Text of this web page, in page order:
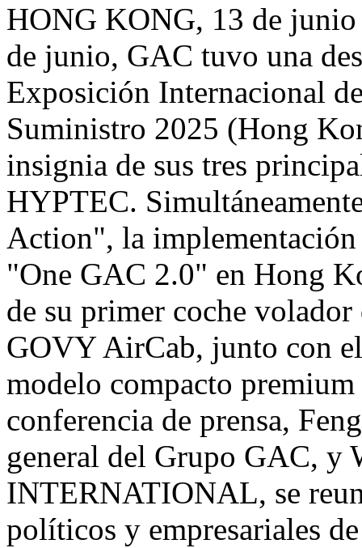
HONG KONG, 13 de
de junio, GAC tuvo una
Exposición Internacional
Suministro 2025 (Hong
insignia de sus tres
HYPTEC.
Action", la implementación
"One GAC 2.0" en Hong
de su primer coche
GOVY AirCab, junto con
modelo compacto
conferencia de prensa,
general del Grupo GAC, y
INTERNATIONAL, se
políticos y empresariales